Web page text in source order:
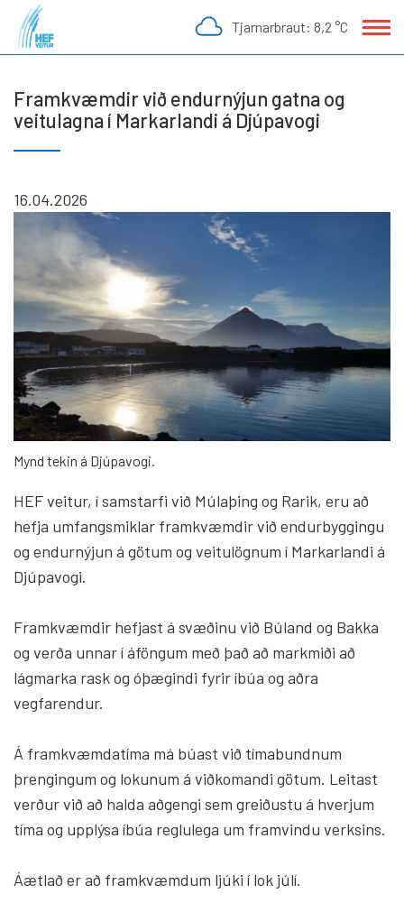
Fara
Tjarnarbraut: 8,2 °C
Framkvæmdir við endurnýjun gatna og
veitulagna í Markarlandi á Djúpavogi
16.04.2026
Mynd tekin á Djúpavogi.
HEF veitur, í samstarfi við Múlaþing og Rarik, eru að
hefja umfangsmiklar framkvæmdir við endurbyggingu
og endurnýjun á götum og veitulögnum í Markarlandi á
Djúpavogi.
Framkvæmdir hefjast á svæðinu við Búland og Bakka
og verða unnar í áföngum með það að markmiði að
lágmarka rask og óþægindi fyrir íbúa og aðra
vegfarendur.
Á framkvæmdatíma má búast við tímabundnum
þrengingum og lokunum á viðkomandi götum. Leitast
verður við að halda aðgengi sem greiðustu á hverjum
tíma og upplýsa íbúa reglulega um framvindu verksins.
Áætlað er að framkvæmdum ljúki í lok júlí.